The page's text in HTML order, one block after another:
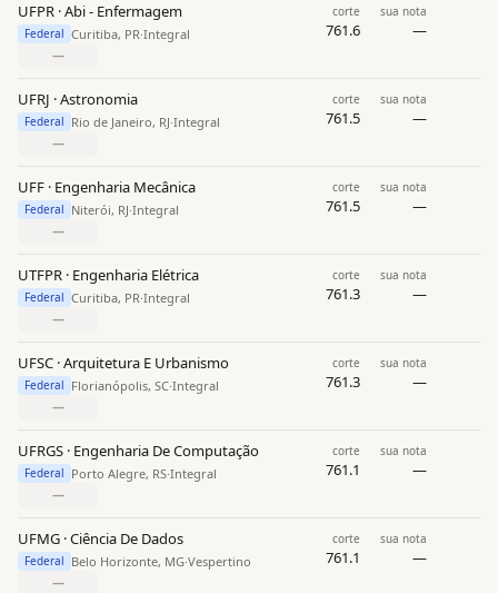
UFPR · Abi - Enfermagem
Federal Curitiba, PR·Integral
corte
761.6
sua nota
—
—
UFRJ · Astronomia
Federal Rio de Janeiro, RJ·Integral
corte
761.5
sua nota
—
—
UFF · Engenharia Mecânica
Federal Niterói, RJ·Integral
corte
761.5
sua nota
—
—
UTFPR · Engenharia Elétrica
Federal Curitiba, PR·Integral
corte
761.3
sua nota
—
—
UFSC · Arquitetura E Urbanismo
Federal Florianópolis, SC·Integral
corte
761.3
sua nota
—
—
UFRGS · Engenharia De Computação
Federal Porto Alegre, RS·Integral
corte
761.1
sua nota
—
—
UFMG · Ciência De Dados
Federal Belo Horizonte, MG·Vespertino
corte
761.1
sua nota
—
—